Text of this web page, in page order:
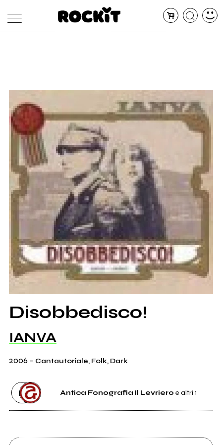
CONCERTI
SHOP
RADIO
Disobbedisco!
IANVA
2006 - Cantautoriale, Folk, Dark
Antica Fonografia Il Levriero e altri 1